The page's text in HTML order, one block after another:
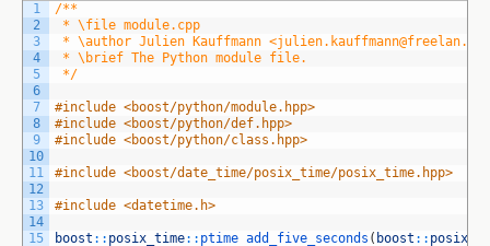
1
2
3
4
5
6
7
8
9
10
11
12
13
14
15
/**
* \file module.cpp
* \author Julien Kauffmann
* \brief The Python module file.
*/
#include <boost/python/module.hpp>
#include <boost/python/def.hpp>
#include <boost/python/class.hpp>
#include <boost/date_time/posix_time/posix_time.hpp>
#include <datetime.h>
boost :: posix_time:: ptime add_five_seconds ( boost ::